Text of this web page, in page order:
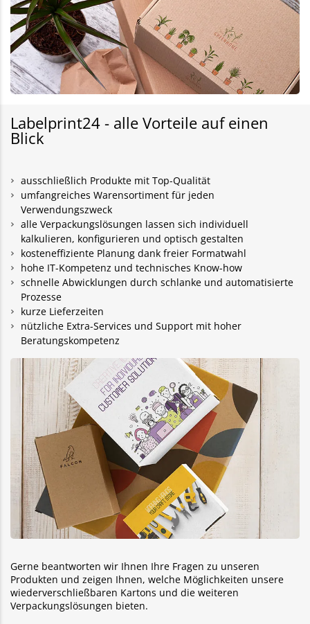
Labelprint24 - alle Vorteile auf einen
Blick
ausschließlich Produkte mit Top-Qualität
umfangreiches Warensortiment für jeden
Verwendungszweck
alle Verpackungslösungen lassen sich individuell
kalkulieren, konfigurieren und optisch gestalten
kosteneffiziente Planung dank freier Formatwahl
hohe IT-Kompetenz und technisches Know-how
schnelle Abwicklungen durch schlanke und automatisierte
Prozesse
kurze Lieferzeiten
nützliche Extra-Services und Support mit hoher
Beratungskompetenz
Gerne beantworten wir Ihnen Ihre Fragen zu unseren
Produkten und zeigen Ihnen, welche Möglichkeiten unsere
wiederverschließbaren Kartons und die weiteren
Verpackungslösungen bieten.